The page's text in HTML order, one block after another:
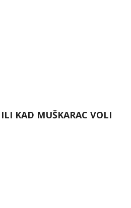
KAD MUŠKARAC VOLI